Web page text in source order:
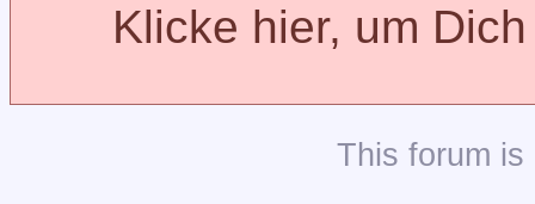
Klicke hier, um
This forum is